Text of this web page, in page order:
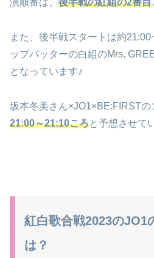
演順番は、 後半戦の紅組の2番目
また、後半戦スタートは約
ップバッターの白組のMrs.
となっています♪
坂本冬美さん×JO1×BE:FIRSTの
21:00～21:10ころと予想させて
紅白歌合戦2023のJO1
は？